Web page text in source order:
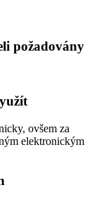
požadovány
ovšem za
elektronickým